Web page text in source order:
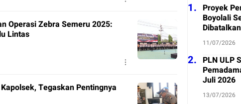
Operasi Zebra Semeru 2025:
Lintas
Tegaskan Pentingnya
1. Proyek
Boyolali
Dibatalkan
11/07/2026
2. PLN ULP
Juli 2026
13/07/2026